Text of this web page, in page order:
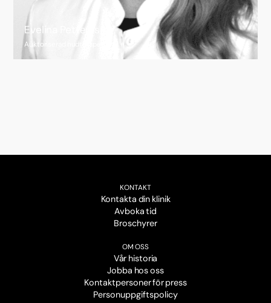
Evelina Pettersson
Auktoriserad hudterapeut
KONTAKT
Kontakta din klinik
Avboka tid
Broschyrer
OM OSS
Vår historia
Jobba hos oss
Kontaktpersoner för press
Personuppgiftspolicy